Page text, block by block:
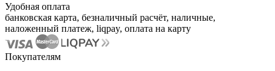
Удобная оплата
банковская карта, безналичный расчёт, наличные,
наложенный платеж, liqpay, оплата на карту
Покупателям